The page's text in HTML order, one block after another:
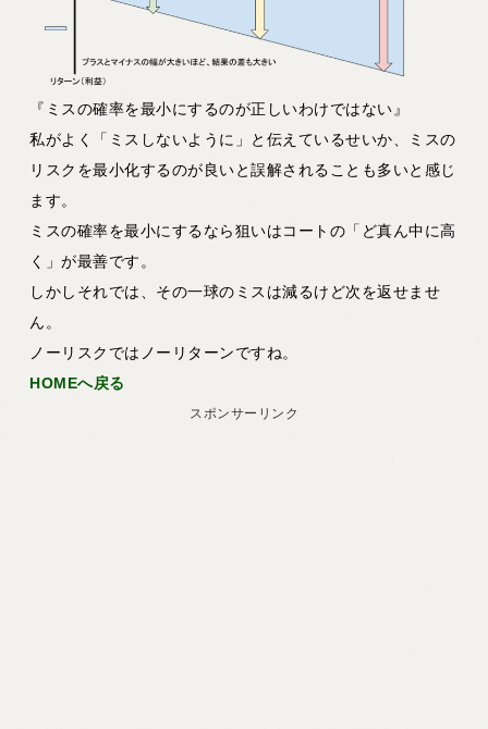
『ミスの確率を最小にするのが正しいわけではない』
私がよく「ミスしないように」と伝えているせいか、ミスの
リスクを最小化するのが良いと誤解されることも多いと感じ
ます。
ミスの確率を最小にするなら狙いはコートの「ど真ん中に高
く」が最善です。
しかしそれでは、その一球のミスは減るけど次を返せませ
ん。
ノーリスクではノーリターンですね。
HOMEへ戻る
スポンサーリンク